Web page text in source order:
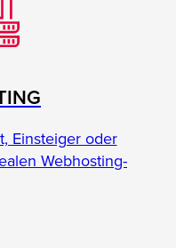
Einsteiger oder
Webhosting-